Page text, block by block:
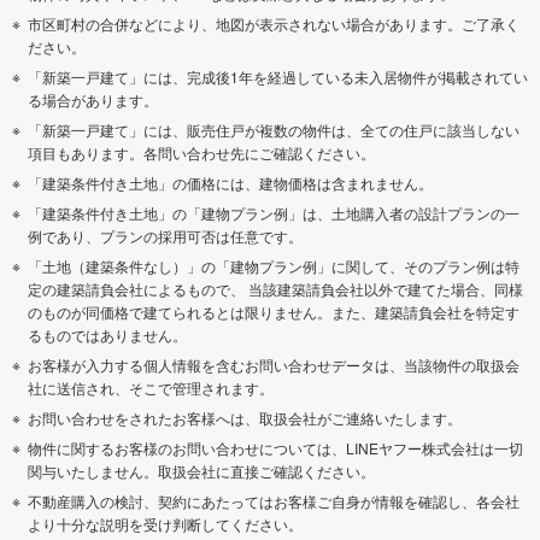
市区町村の合併などにより、地図が表示されない場合があります。ご了承く
ださい。
「新築一戸建て」には、完成後1年を経過している未入居物件が掲載されてい
る場合があります。
「新築一戸建て」には、販売住戸が複数の物件は、全ての住戸に該当しない
項目もあります。各問い合わせ先にご確認ください。
「建築条件付き土地」の価格には、建物価格は含まれません。
「建築条件付き土地」の「建物プラン例」は、土地購入者の設計プランの一
例であり、プランの採用可否は任意です。
「土地（建築条件なし）」の「建物プラン例」に関して、そのプラン例は特
定の建築請負会社によるもので、 当該建築請負会社以外で建てた場合、同様
のものが同価格で建てられるとは限りません。また、建築請負会社を特定す
るものではありません。
お客様が入力する個人情報を含むお問い合わせデータは、当該物件の取扱会
社に送信され、そこで管理されます。
お問い合わせをされたお客様へは、取扱会社がご連絡いたします。
物件に関するお客様のお問い合わせについては、LINEヤフー株式会社は一切
関与いたしません。取扱会社に直接ご確認ください。
不動産購入の検討、契約にあたってはお客様ご自身が情報を確認し、各会社
より十分な説明を受け判断してください。